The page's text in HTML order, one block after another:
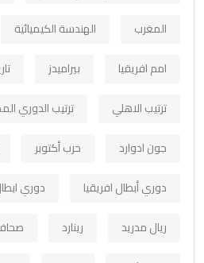
المغرب
الهندسة الكيميائية
امم افريقيا
بيراميدز
ترتيب الاهلي
ترتيب الدوري
جون ادوارد
حرب أكتوبر
دوري أبطال افريقيا
دوري
ريال مدريد
رينارد